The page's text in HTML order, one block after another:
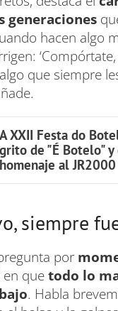
generaciones
hacen algo
que siempre
A XXII Festa do
grito de "É Botelo"
homenaje al JR2000
siempre
por
en quetodo lo
. Habla